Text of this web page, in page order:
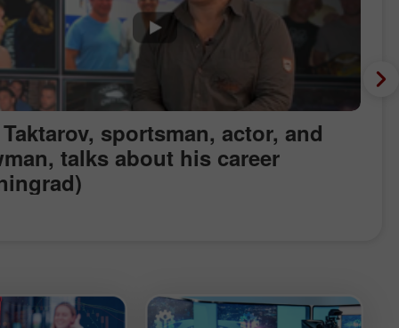
sportsman, actor, and
talks about his career